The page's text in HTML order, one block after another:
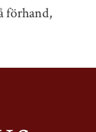
förhand,